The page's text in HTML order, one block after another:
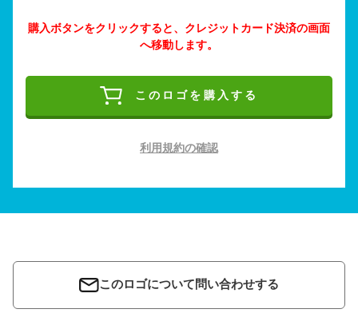
購入ボタンをクリックすると、クレジットカード決済の画面
へ移動します。
このロゴを購入する
利用規約の確認
このロゴについて問い合わせする